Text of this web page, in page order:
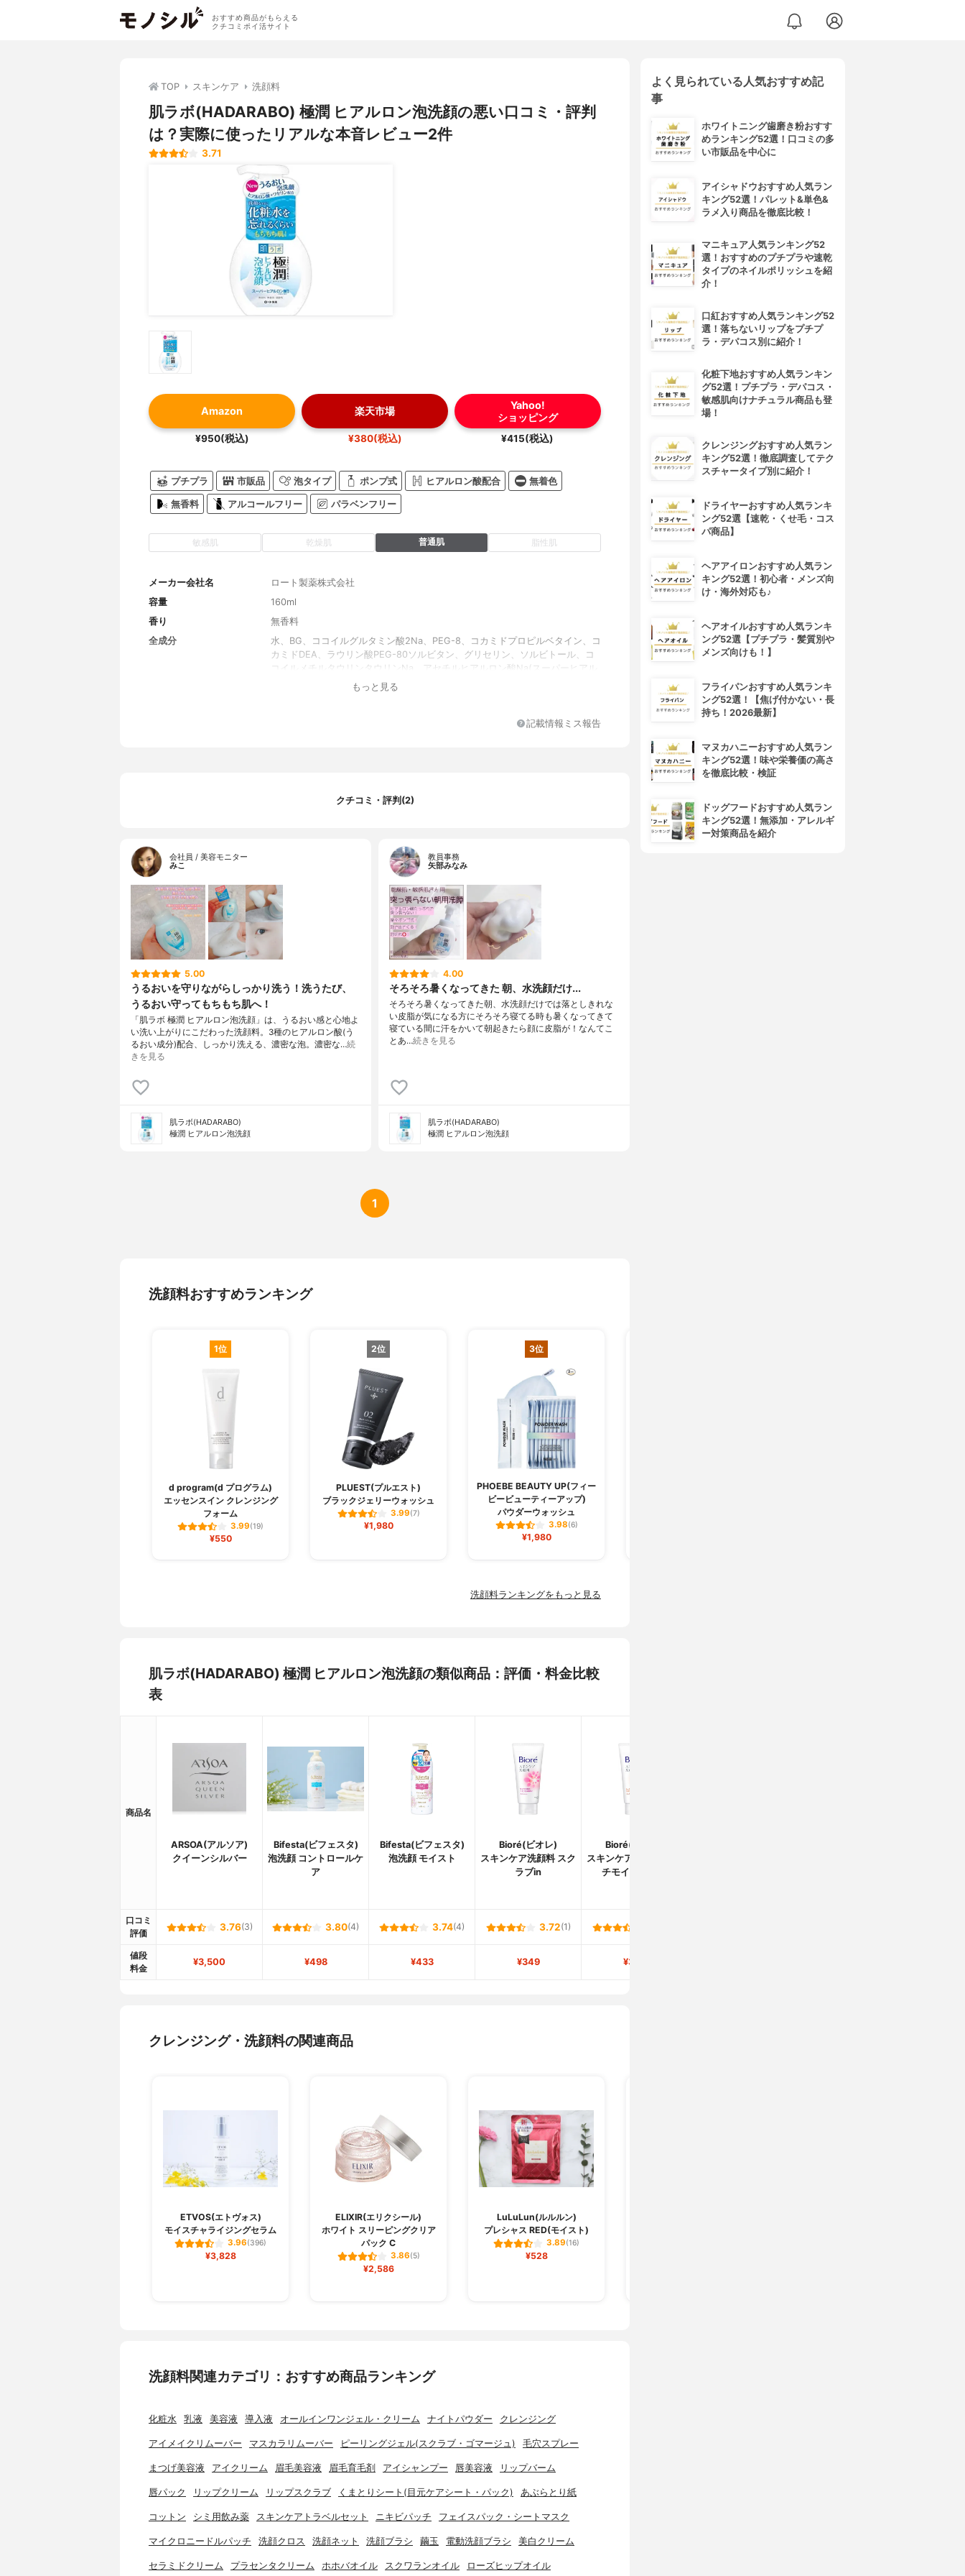
おすすめ商品がもらえる
クチコミポイ活サイト
TOP スキンケア 洗顔料
肌ラボ(HADARABO) 極潤 ヒアルロン泡洗顔の悪い口コミ・評判
は？実際に使ったリアルな本音レビュー2件
3.71
Amazon
¥950(税込)
楽天市場
¥380(税込)
Yahoo!
ショッピング
¥415(税込)
プチプラ 市販品 泡タイプ ポンプ式 ヒアルロン酸配合 無着色
無香料 アルコールフリー パラベンフリー
敏感肌 乾燥肌 普通肌 脂性肌
メーカー会社名
ロート製薬株式会社
容量
160ml
香り
無香料
全成分
水、BG、ココイルグルタミン酸2Na、PEG-8、コカミドプロピルベタイン、コ
カミドDEA、ラウリン酸PEG-80ソルビタン、グリセリン、ソルビトール、コ
コイルメチルタウリンタウリンNa、アセチルヒアルロン酸Na(スーパーヒアル
ロン酸)、ヒアルロン酸ヒドロキシプロピルトリモニウム(肌吸着型ヒアルロン
もっと見る
記載情報ミス報告
クチコミ・評判(2)
会社員 / 美容モニター
みこ
5.00
うるおいを守りながらしっかり洗う！洗うたび、
うるおい守ってもちもち肌へ！
「肌ラボ 極潤 ヒアルロン泡洗顔」は、うるおい感と心地よ
い洗い上がりにこだわった洗顔料。3種のヒアルロン酸(う
るおい成分)配合、しっかり洗える、濃密な泡。濃密な…続
きを見る
肌ラボ(HADARABO)
極潤 ヒアルロン泡洗顔
教員事務
矢部みなみ
4.00
そろそろ暑くなってきた 朝、水洗顔だけ...
そろそろ暑くなってきた朝、水洗顔だけでは落としきれな
い皮脂が気になる方にそろそろ寝てる時も暑くなってきて
寝ている間に汗をかいて朝起きたら顔に皮脂が！なんてこ
とあ…続きを見る
肌ラボ(HADARABO)
極潤 ヒアルロン泡洗顔
1
洗顔料おすすめランキング
1位
d program(d プログラム)
エッセンスイン クレンジング
フォーム
3.99(19)
¥550
2位
PLUEST(プルエスト)
ブラックジェリーウォッシュ
3.99(7)
¥1,980
3位
PHOEBE BEAUTY UP(フィー
ビービューティーアップ)
パウダーウォッシュ
3.98(6)
¥1,980
洗顔料ランキングをもっと見る
肌ラボ(HADARABO) 極潤 ヒアルロン泡洗顔の類似商品：評価・料金比較
表
商品名
ARSOA(アルソア)
クイーンシルバー
Bifesta(ビフェスタ)
泡洗顔 コントロールケ
ア
Bifesta(ビフェスタ)
泡洗顔 モイスト
Bioré(ビオレ)
スキンケア洗顔料 スク
ラブin
Bioré(ビオレ)
スキンケア洗顔料 リッ
チモイスチャー
口コミ
評価
3.76(3) 3.80(4) 3.74(4) 3.72(1)
値段
料金
¥3,500 ¥498 ¥433 ¥349 ¥330
クレンジング・洗顔料の関連商品
ETVOS(エトヴォス)
モイスチャライジングセラム
3.96(396)
¥3,828
ELIXIR(エリクシール)
ホワイト スリーピングクリア
パック C
3.86(5)
¥2,586
LuLuLun(ルルルン)
プレシャス RED(モイスト)
3.89(16)
¥528
洗顔料関連カテゴリ：おすすめ商品ランキング
化粧水 乳液 美容液 導入液 オールインワンジェル・クリーム ナイトパウダー クレンジング
アイメイクリムーバー マスカラリムーバー ピーリングジェル(スクラブ・ゴマージュ) 毛穴スプレー
まつげ美容液 アイクリーム 眉毛美容液 眉毛育毛剤 アイシャンプー 唇美容液 リップバーム
唇パック リップクリーム リップスクラブ くまとりシート(目元ケアシート・パック) あぶらとり紙
コットン シミ用飲み薬 スキンケアトラベルセット ニキビパッチ フェイスパック・シートマスク
マイクロニードルパッチ 洗顔クロス 洗顔ネット 洗顔ブラシ 繭玉 電動洗顔ブラシ 美白クリーム
セラミドクリーム プラセンタクリーム ホホバオイル スクワランオイル ローズヒップオイル
よく見られている人気おすすめ記
事
ホワイトニング歯磨き粉おすす
めランキング52選！口コミの多
い市販品を中心に
アイシャドウおすすめ人気ラン
キング52選！パレット&単色&
ラメ入り商品を徹底比較！
マニキュア人気ランキング52
選！おすすめのプチプラや速乾
タイプのネイルポリッシュを紹
介！
口紅おすすめ人気ランキング52
選！落ちないリップをプチプ
ラ・デパコス別に紹介！
化粧下地おすすめ人気ランキン
グ52選！プチプラ・デパコス・
敏感肌向けナチュラル商品も登
場！
クレンジングおすすめ人気ラン
キング52選！徹底調査してテク
スチャータイプ別に紹介！
ドライヤーおすすめ人気ランキ
ング52選【速乾・くせ毛・コス
パ商品】
ヘアアイロンおすすめ人気ラン
キング52選！初心者・メンズ向
け・海外対応も♪
ヘアオイルおすすめ人気ランキ
ング52選【プチプラ・髪質別や
メンズ向けも！】
フライパンおすすめ人気ランキ
ング52選！【焦げ付かない・長
持ち！2026最新】
マヌカハニーおすすめ人気ラン
キング52選！味や栄養価の高さ
を徹底比較・検証
ドッグフードおすすめ人気ラン
キング52選！無添加・アレルギ
ー対策商品を紹介